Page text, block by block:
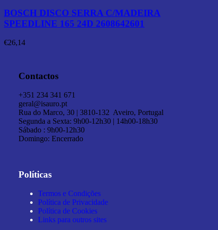
BOSCH DISCO SERRA C/MADEIRA
SPEEDLINE 165 24D 2608642601
€26,14
Contactos
+351 234 341 671
geral@isauro.pt
Rua do Marco, 30 | 3810-132 Aveiro, Portugal
Segunda a Sexta: 9h00-12h30 | 14h00-18h30
Sábado : 9h00-12h30
Domingo: Encerrado
Políticas
Termos e Condições
Política de Privacidade
Política de Cookies
Links para outros sites